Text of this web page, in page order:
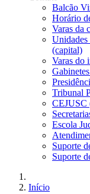
Balcão
Horário
Varas da
(capital)
Varas do
Tribunal
CEJUSC
Escola
Suporte
Suporte
Início